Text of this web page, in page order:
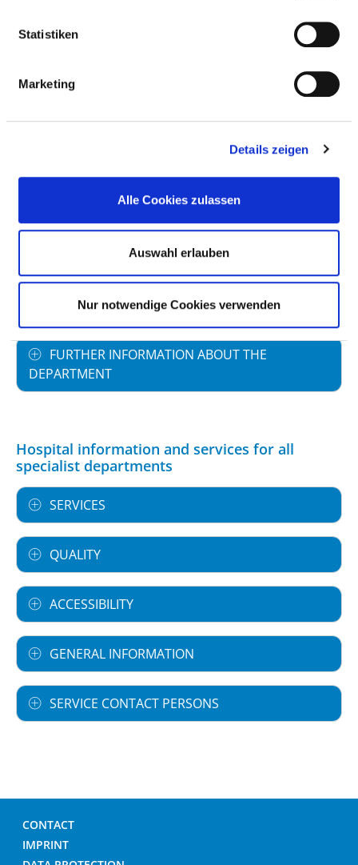
Statistiken
Marketing
Details zeigen
Alle Cookies zulassen
Auswahl erlauben
Nur notwendige Cookies verwenden
NUMBER OF CASES
Number of inpatient cases: 934
TRAINING
MEDICAL SERVICE OFFERING WITH CASE
NUMBERS
FURTHER INFORMATION ABOUT THE
DEPARTMENT
Hospital information and services for all
specialist departments
SERVICES
QUALITY
ACCESSIBILITY
GENERAL INFORMATION
SERVICE CONTACT PERSONS
CONTACT
IMPRINT